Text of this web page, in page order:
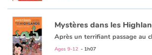
Ages 9-12 - 1h07